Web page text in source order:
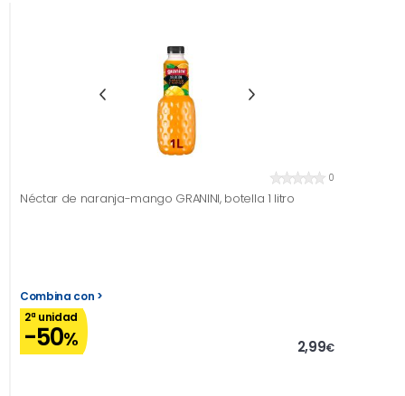
0
Néctar de naranja-mango GRANINI, botella 1 litro
Combina con >
2ª unidad
-50% 2,99€